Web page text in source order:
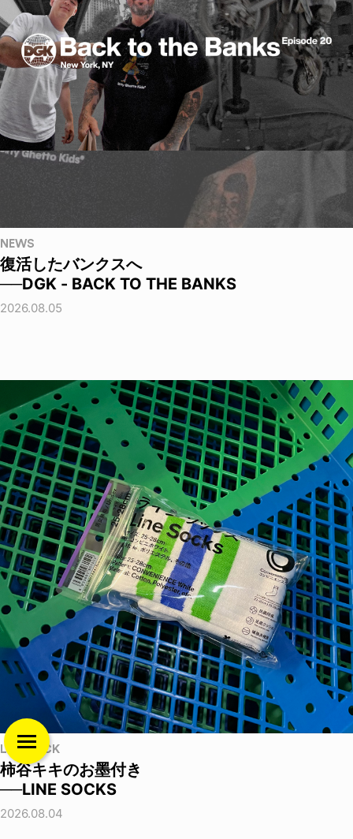
NEWS
復活したバンクスへ
──DGK - BACK TO THE BANKS
2026.08.05
LIFE HACK
柿谷キキのお墨付き
──LINE SOCKS
2026.08.04